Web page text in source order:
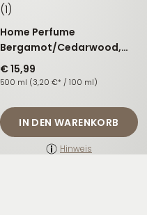
(1)
Home Perfume
Bergamot/Cedarwood,
500 ml
€ 15,99
500 ml (3,20 €* / 100 ml)
IN DEN WARENKORB
Hinweis